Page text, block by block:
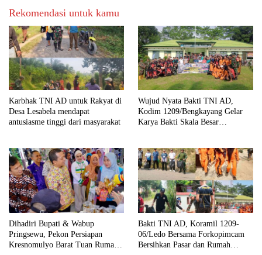
Rekomendasi untuk kamu
Karbhak TNI AD untuk Rakyat di
Desa Lesabela mendapat
antusiasme tinggi dari masyarakat
Wujud Nyata Bakti TNI AD,
Kodim 1209/Bengkayang Gelar
Karya Bakti Skala Besar
Dihadiri Bupati & Wabup
Pringsewu, Pekon Persiapan
Kresnomulyo Barat Tuan Rumah
Bakti TNI AD, Koramil 1209-
06/Ledo Bersama Forkopimcam
Bersihkan Pasar dan Rumah